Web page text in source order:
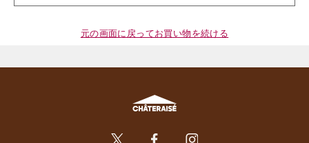
元の画面に戻ってお買い物を続ける